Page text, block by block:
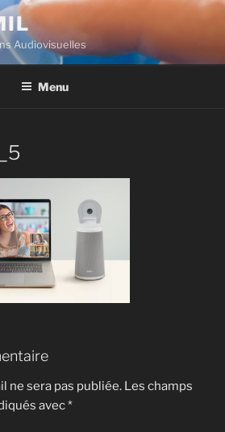
Audiovisuelles
Menu
ne sera pas publiée. Les champs
avec*